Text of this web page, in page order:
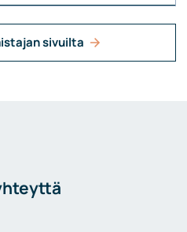
sivuilta